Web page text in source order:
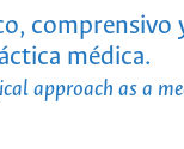
comprensivo
médica.
approach as a